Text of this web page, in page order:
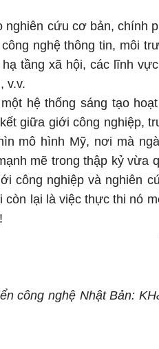
cứu cơ bản, chính
nghệ thông tin, môi
tầng xã hội, các lĩnh
v.v.
hệ thống sáng tạo
giữa giới công nghiệp,
mô hình Mỹ, nơi mà
mẽ trong thập kỷ vừa
công nghiệp và nghiên
lại là việc thực thi nó
công nghệ Nhật Bản: